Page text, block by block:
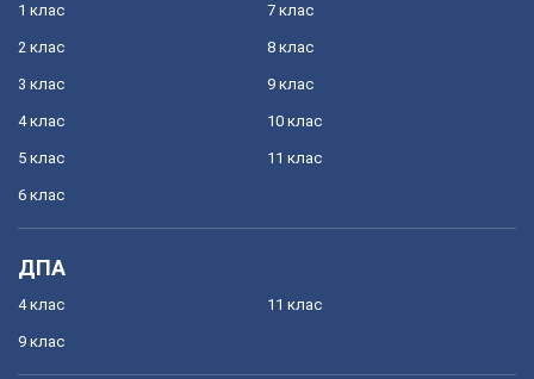
1 клас
2 клас
3 клас
4 клас
5 клас
6 клас
7 клас
8 клас
9 клас
10 клас
11 клас
ДПА
4 клас
9 клас
11 клас